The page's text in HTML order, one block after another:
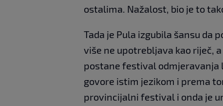
ostalima. Nažalost, bio je to
Tada je Pula izgubila šansu da
više ne upotrebljava kao riječ,
postane festival odmjeravanja
govore istim jezikom i prema
provincijalni festival i onda je